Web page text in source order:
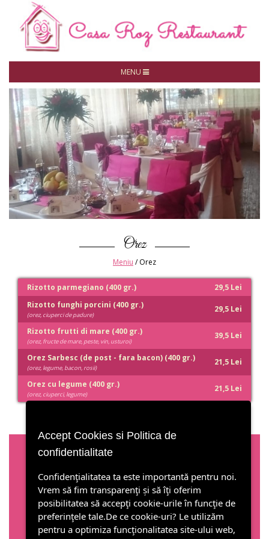
MENU
Orez
Meniu /Orez
Rizotto parmegiano (400 gr.)
29,5 Lei
Rizotto funghi porcini (400 gr.)
(orez, ciuperci de padure)
29,5 Lei
Rizotto frutti di mare (400 gr.)
(orez, fructe de mare, peste, vin, usturoi)
39,5 Lei
Orez Sarbesc (de post - fara bacon) (400 gr.)
(orez, legume, bacon, rosii)
21,5 Lei
Orez cu legume (400 gr.)
(orez, ciuperci, legume)
21,5 Lei
Accept Cookies si Politica de
confidentialitate
Confidenţialitatea ta este importantă pentru noi.
Vrem să fim transparenţi și să îţi oferim
posibilitatea să accepţi cookie-urile în funcţie de
preferinţele tale.De ce cookie-uri? Le utilizăm
pentru a optimiza funcţionalitatea site-ului web,